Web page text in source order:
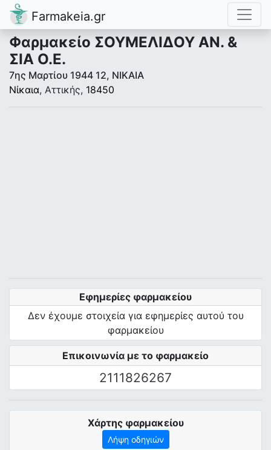
Farmakeia.gr
Φαρμακείο ΣΟΥΜΕΛΙΔΟΥ ΑΝ. &
ΣΙΑ Ο.Ε.
7ης Μαρτίου 1944 12, ΝΙΚΑΙΑ
Νίκαια, Αττικής, 18450
Επικοινωνία με το φαρμακείο
2111826267
Εφημερίες φαρμακείου
Δεν έχουμε στοιχεία για εφημερίες αυτού του
φαρμακείου
Χάρτης φαρμακείου
Λήψη οδηγιών